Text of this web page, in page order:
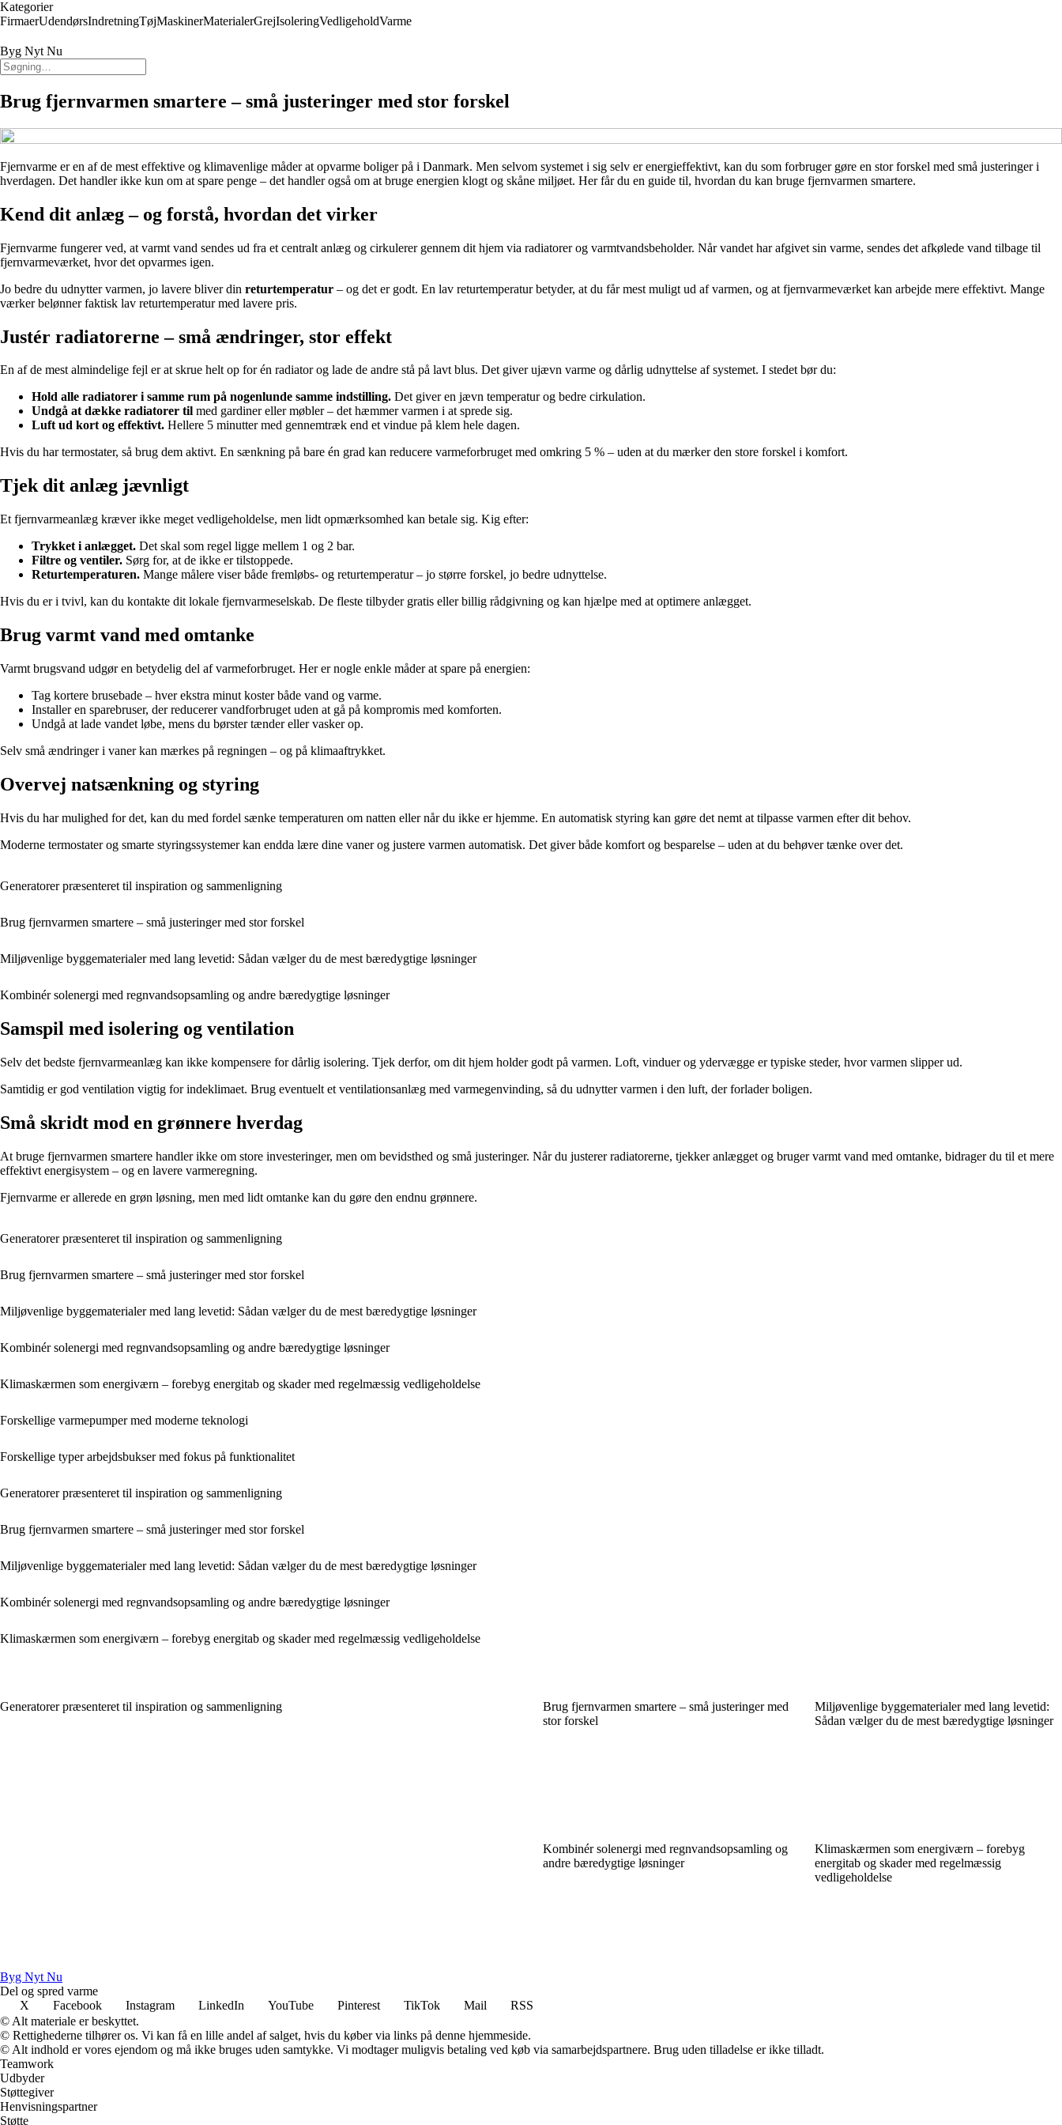
Kategorier
FirmaerUdendørsIndretningTøjMaskinerMaterialerGrejIsoleringVedligeholdVarme
Byg Nyt Nu
Brug fjernvarmen smartere – små justeringer med stor forskel
Fjernvarme er en af de mest effektive og klimavenlige måder at opvarme boliger på i Danmark. Men selvom systemet i sig selv er energieffektivt, kan du som forbruger gøre en stor forskel med små justeringer i
hverdagen. Det handler ikke kun om at spare penge – det handler også om at bruge energien klogt og skåne miljøet. Her får du en guide til, hvordan du kan bruge fjernvarmen smartere.
Kend dit anlæg – og forstå, hvordan det virker
Fjernvarme fungerer ved, at varmt vand sendes ud fra et centralt anlæg og cirkulerer gennem dit hjem via radiatorer og varmtvandsbeholder. Når vandet har afgivet sin varme, sendes det afkølede vand tilbage til
fjernvarmeværket, hvor det opvarmes igen.
Jo bedre du udnytter varmen, jo lavere bliver din returtemperatur – og det er godt. En lav returtemperatur betyder, at du får mest muligt ud af varmen, og at fjernvarmeværket kan arbejde mere effektivt. Mange
værker belønner faktisk lav returtemperatur med lavere pris.
Justér radiatorerne – små ændringer, stor effekt
En af de mest almindelige fejl er at skrue helt op for én radiator og lade de andre stå på lavt blus. Det giver ujævn varme og dårlig udnyttelse af systemet. I stedet bør du:
Hold alle radiatorer i samme rum på nogenlunde samme indstilling. Det giver en jævn temperatur og bedre cirkulation.
Undgå at dække radiatorer til med gardiner eller møbler – det hæmmer varmen i at sprede sig.
Luft ud kort og effektivt. Hellere 5 minutter med gennemtræk end et vindue på klem hele dagen.
Hvis du har termostater, så brug dem aktivt. En sænkning på bare én grad kan reducere varmeforbruget med omkring 5 % – uden at du mærker den store forskel i komfort.
Tjek dit anlæg jævnligt
Et fjernvarmeanlæg kræver ikke meget vedligeholdelse, men lidt opmærksomhed kan betale sig. Kig efter:
Trykket i anlægget. Det skal som regel ligge mellem 1 og 2 bar.
Filtre og ventiler. Sørg for, at de ikke er tilstoppede.
Returtemperaturen. Mange målere viser både fremløbs- og returtemperatur – jo større forskel, jo bedre udnyttelse.
Hvis du er i tvivl, kan du kontakte dit lokale fjernvarmeselskab. De fleste tilbyder gratis eller billig rådgivning og kan hjælpe med at optimere anlægget.
Brug varmt vand med omtanke
Varmt brugsvand udgør en betydelig del af varmeforbruget. Her er nogle enkle måder at spare på energien:
Tag kortere brusebade – hver ekstra minut koster både vand og varme.
Installer en sparebruser, der reducerer vandforbruget uden at gå på kompromis med komforten.
Undgå at lade vandet løbe, mens du børster tænder eller vasker op.
Selv små ændringer i vaner kan mærkes på regningen – og på klimaaftrykket.
Overvej natsænkning og styring
Hvis du har mulighed for det, kan du med fordel sænke temperaturen om natten eller når du ikke er hjemme. En automatisk styring kan gøre det nemt at tilpasse varmen efter dit behov.
Moderne termostater og smarte styringssystemer kan endda lære dine vaner og justere varmen automatisk. Det giver både komfort og besparelse – uden at du behøver tænke over det.
Generatorer præsenteret til inspiration og sammenligning
Brug fjernvarmen smartere – små justeringer med stor forskel
Miljøvenlige byggematerialer med lang levetid: Sådan vælger du de mest bæredygtige løsninger
Kombinér solenergi med regnvandsopsamling og andre bæredygtige løsninger
Samspil med isolering og ventilation
Selv det bedste fjernvarmeanlæg kan ikke kompensere for dårlig isolering. Tjek derfor, om dit hjem holder godt på varmen. Loft, vinduer og ydervægge er typiske steder, hvor varmen slipper ud.
Samtidig er god ventilation vigtig for indeklimaet. Brug eventuelt et ventilationsanlæg med varmegenvinding, så du udnytter varmen i den luft, der forlader boligen.
Små skridt mod en grønnere hverdag
At bruge fjernvarmen smartere handler ikke om store investeringer, men om bevidsthed og små justeringer. Når du justerer radiatorerne, tjekker anlægget og bruger varmt vand med omtanke, bidrager du til et mere
effektivt energisystem – og en lavere varmeregning.
Fjernvarme er allerede en grøn løsning, men med lidt omtanke kan du gøre den endnu grønnere.
Generatorer præsenteret til inspiration og sammenligning
Brug fjernvarmen smartere – små justeringer med stor forskel
Miljøvenlige byggematerialer med lang levetid: Sådan vælger du de mest bæredygtige løsninger
Kombinér solenergi med regnvandsopsamling og andre bæredygtige løsninger
Klimaskærmen som energiværn – forebyg energitab og skader med regelmæssig vedligeholdelse
Forskellige varmepumper med moderne teknologi
Forskellige typer arbejdsbukser med fokus på funktionalitet
Generatorer præsenteret til inspiration og sammenligning
Brug fjernvarmen smartere – små justeringer med stor forskel
Miljøvenlige byggematerialer med lang levetid: Sådan vælger du de mest bæredygtige løsninger
Kombinér solenergi med regnvandsopsamling og andre bæredygtige løsninger
Klimaskærmen som energiværn – forebyg energitab og skader med regelmæssig vedligeholdelse
Generatorer præsenteret til inspiration og sammenligning
Brug fjernvarmen smartere – små justeringer med
stor forskel
Miljøvenlige byggematerialer med lang levetid:
Sådan vælger du de mest bæredygtige løsninger
Kombinér solenergi med regnvandsopsamling og
andre bæredygtige løsninger
Klimaskærmen som energiværn – forebyg
energitab og skader med regelmæssig
vedligeholdelse
Byg Nyt Nu
Del og spred varme
X
Facebook Instagram LinkedIn YouTube Pinterest TikTok Mail
RSS
© Alt materiale er beskyttet.
© Rettighederne tilhører os. Vi kan få en lille andel af salget, hvis du køber via links på denne hjemmeside.
© Alt indhold er vores ejendom og må ikke bruges uden samtykke. Vi modtager muligvis betaling ved køb via samarbejdspartnere. Brug uden tilladelse er ikke tilladt.
Teamwork
Udbyder
Støttegiver
Henvisningspartner
Støtte